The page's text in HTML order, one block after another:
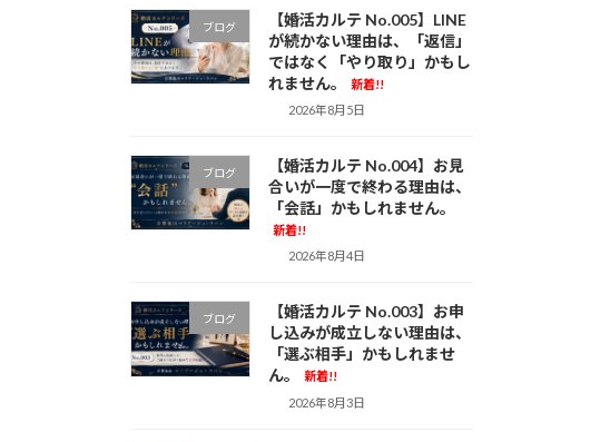
ブログ
【婚活カルテ No.005】LINE
が続かない理由は、「返信」
ではなく「やり取り」かもし
れません。
新着!!
2026年8月5日
ブログ
【婚活カルテ No.004】お見
合いが一度で終わる理由は、
「会話」かもしれません。
新着!!
2026年8月4日
ブログ
【婚活カルテ No.003】お申
し込みが成立しない理由は、
「選ぶ相手」かもしれませ
ん。
新着!!
2026年8月3日